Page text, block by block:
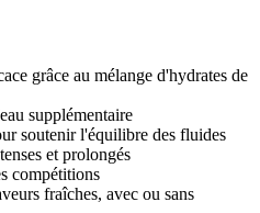
grâce au mélange d'hydrates de
supplémentaire
soutenir l'équilibre des fluides
et prolongés
compétitions
fraîches, avec ou sans